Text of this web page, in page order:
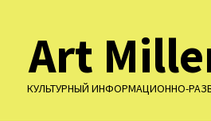
содержимому
Art
КУЛЬТУРНЫЙ ИНФОРМАЦИОННО-